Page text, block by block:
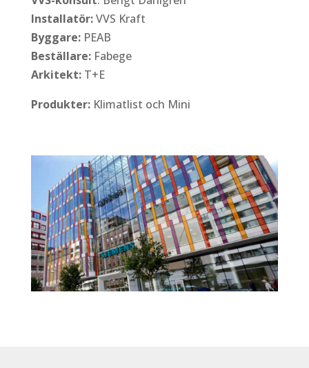
Installatör:VVS Kraft
Byggare:PEAB
Beställare:Fabege
Arkitekt:T+E
Produkter:Klimatlist och Mini